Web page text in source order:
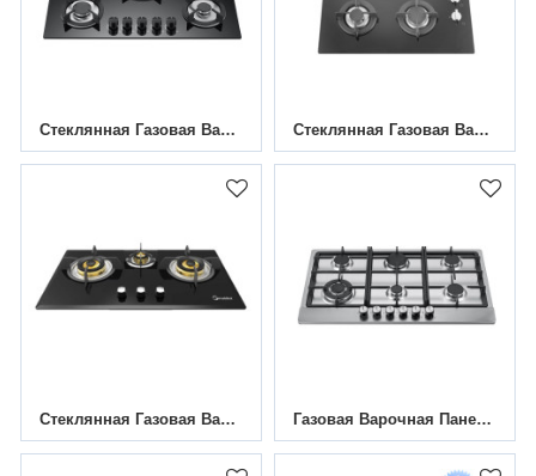
Стеклянная Газовая Варочная Панель С 5 Конфорками MGBG-775C3E | 770 Мм Стеклянная Газовая Варочная Панель С 4 Конфорками MGBG-604E | 600 Мм
Стеклянная Газовая Варочная Панель С 3 Конфорками HBG-733M8-FB | 730 Мм Газовая Варочная Панель Из Нержавеющей Стали С 6 Конфорками|MGBS-866B4|860 Мм